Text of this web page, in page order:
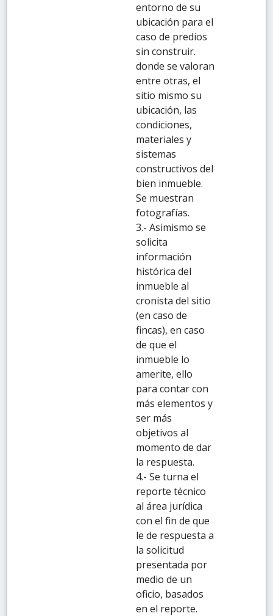
entorno de su
ubicación para el
caso de predios
sin construir.
donde se valoran
entre otras, el
sitio mismo su
ubicación, las
condiciones,
materiales y
sistemas
constructivos del
bien inmueble.
Se muestran
fotografías.
3.- Asimismo se
solicita
información
histórica del
inmueble al
cronista del sitio
(en caso de
fincas), en caso
de que el
inmueble lo
amerite, ello
para contar con
más elementos y
ser más
objetivos al
momento de dar
la respuesta.
4.- Se turna el
reporte técnico
al área jurídica
con el fin de que
le de respuesta a
la solicitud
presentada por
medio de un
oficio, basados
en el reporte.